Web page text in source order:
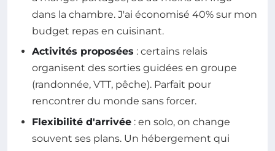
dans la chambre. J'ai économisé 40% sur mon
budget repas en cuisinant.
Activités proposées : certains relais
organisent des sorties guidées en groupe
(randonnée, VTT, pêche). Parfait pour
rencontrer du monde sans forcer.
Flexibilité d'arrivée : en solo, on change
souvent ses plans. Un hébergement qui